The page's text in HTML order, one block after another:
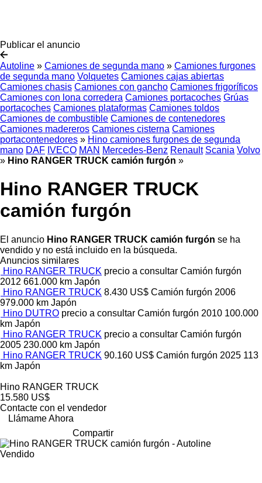
Publicar el anuncio
Autoline » Camiones de segunda mano » Camiones furgones
de segunda mano Volquetes Camiones cajas abiertas
Camiones chasis Camiones con gancho Camiones frigoríficos
Camiones con lona corredera Camiones portacoches Grúas
portacoches Camiones plataformas Camiones toldos
Camiones de combustible Camiones de contenedores
Camiones madereros Camiones cisterna Camiones
portacontenedores » Hino camiones furgones de segunda
mano DAF IVECO MAN Mercedes-Benz Renault Scania Volvo
» Hino RANGER TRUCK camión furgón »
Hino RANGER TRUCK
camión furgón
El anuncio Hino RANGER TRUCK camión furgón se ha
vendido y no está incluido en la búsqueda.
Anuncios similares
Hino RANGER TRUCK precio a consultar Camión furgón
2012 661.000 km Japón
Hino RANGER TRUCK 8.430 US$ Camión furgón 2006
979.000 km Japón
Hino DUTRO precio a consultar Camión furgón 2010 100.000
km Japón
Hino RANGER TRUCK precio a consultar Camión furgón
2005 230.000 km Japón
Hino RANGER TRUCK 90.160 US$ Camión furgón 2025 113
km Japón
Hino RANGER TRUCK
15.580 US$
Contacte con el vendedor
Llámame Ahora
Compartir
Vendido